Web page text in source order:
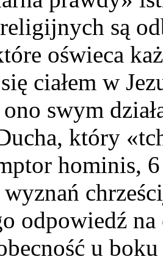
są
oświeca
ciałem w
ono swym
który
hominis,
odpowiedź
u